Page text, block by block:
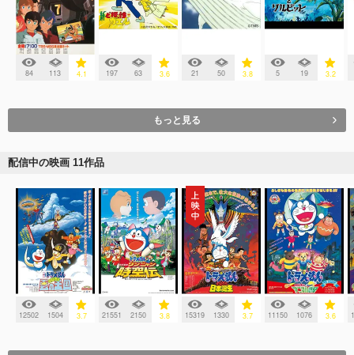
84 113 4.1 197 63 3.6 21 50 3.8 5 19 3.2
もっと見る
配信中の映画 11作品
12502 1504 3.7 21551 2150 3.8 15319 1330 3.7 11150 1076 3.6